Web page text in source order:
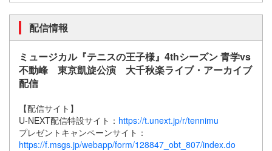
配信情報
ミュージカル『テニスの王子様』4thシーズン 青学vs
不動峰 東京凱旋公演 大千秋楽ライブ・アーカイブ
配信
【配信サイト】
U-NEXT配信特設サイト： https://t.unext.jp/r/tennimu
プレゼントキャンペーンサイト：
https://f.msgs.jp/webapp/form/128847_obt_807/index.do